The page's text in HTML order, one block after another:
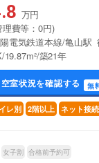
万円
理費等：0円)
電気鉄道本線/亀山駅
19.87m²/築21年
空室状況を確認する 無
レ別 2階以上 ネット接
女子割 合格前予約可